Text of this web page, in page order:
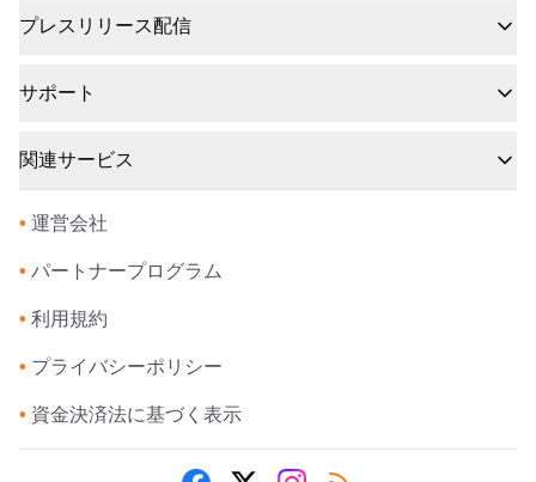
プレスリリース配信
サポート
関連サービス
• 運営会社
• パートナープログラム
• 利用規約
• プライバシーポリシー
• 資金決済法に基づく表示